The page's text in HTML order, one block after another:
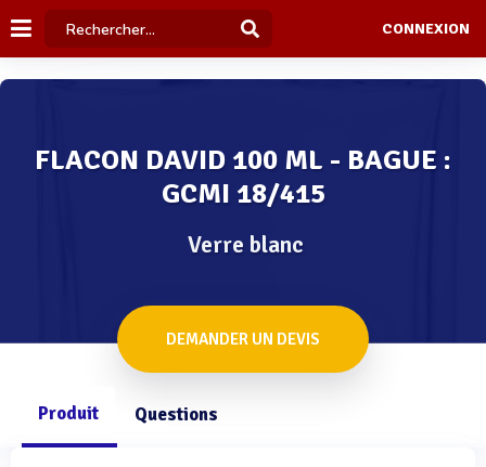
CONNEXION
FLACON DAVID 100 ML - BAGUE :
GCMI 18/415
Verre blanc
DEMANDER UN DEVIS
Produit Questions